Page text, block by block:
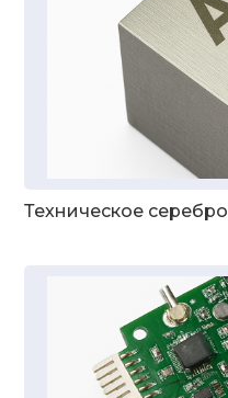
Техническое серебро